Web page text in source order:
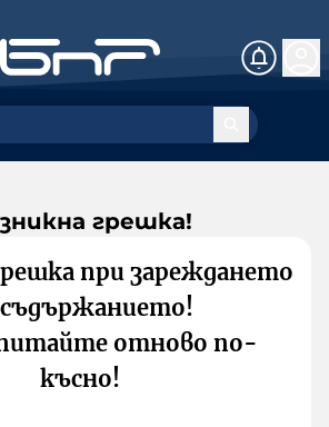
грешка!
при зареждането
отново по-
късно!